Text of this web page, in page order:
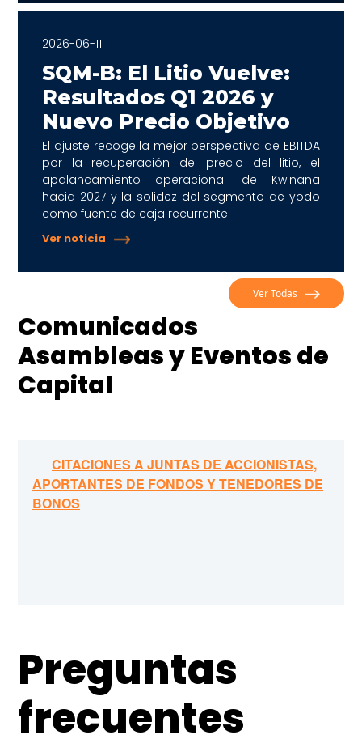
2026-06-11
SQM-B: El Litio Vuelve:
Resultados Q1 2026 y
Nuevo Precio Objetivo
El ajuste recoge la mejor perspectiva de EBITDA
por la recuperación del precio del litio, el
apalancamiento operacional de Kwinana
hacia 2027 y la solidez del segmento de yodo
como fuente de caja recurrente.
Ver noticia
Ver Todas
Comunicados
Asambleas y Eventos de
Capital
Preguntas
frecuentes